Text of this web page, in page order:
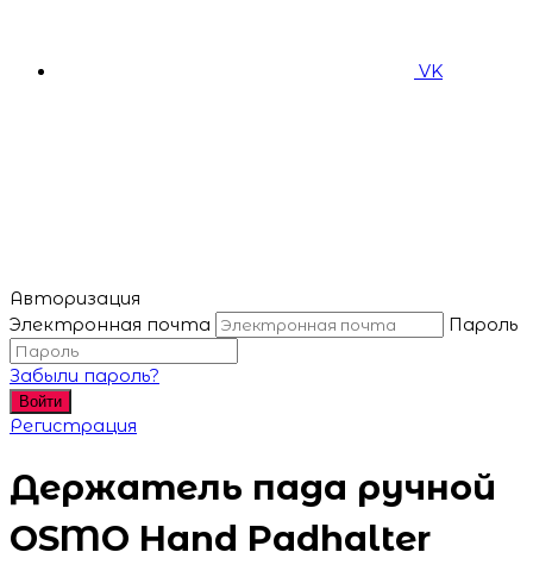
VK
Авторизация
Электронная почта
Пароль
Забыли пароль?
Войти
Регистрация
Держатель пада ручной
OSMO Hand Padhalter